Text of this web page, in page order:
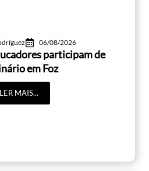
06/08/2026
participam de
em Foz
LER MAIS...